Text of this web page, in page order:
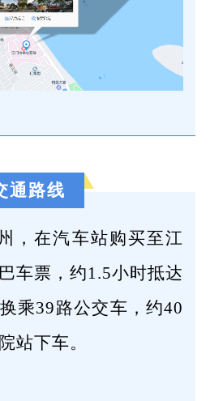
通路线
，在汽车站购买至江
车票，约1.5小时抵达
乘39路公交车，约40
站下车。